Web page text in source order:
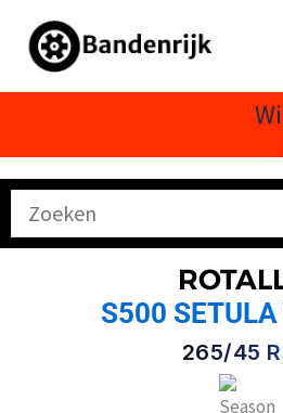
naar
S500 SETULA
265/45